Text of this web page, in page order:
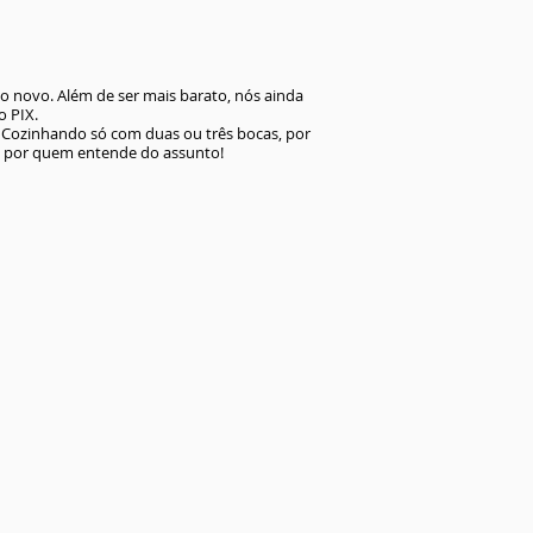
novo. Além de ser mais barato, nós ainda
PIX.
só com duas ou três bocas, por
quem entende do assunto!